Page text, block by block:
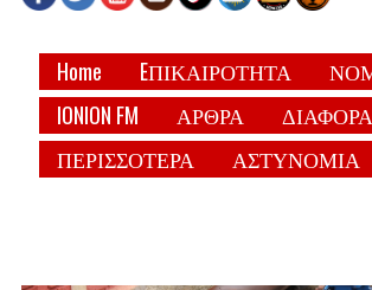
Home EΠΙΚΑΙΡΟΤΗΤΑ
IONION FM
ΑΡΘΡΑ
ΔΙΑΦΟΡΑ
ΠΕΡΙΣΣΟΤΕΡΑ
ΑΣΤΥΝΟΜΙΑ